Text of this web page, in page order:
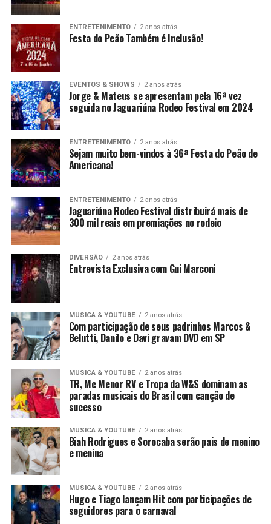
ENTRETENIMENTO 2 anos atrás
Festa do Peão Também é Inclusão!
EVENTOS & SHOWS 2 anos atrás
Jorge & Mateus se apresentam pela 16ª vez
seguida no Jaguariúna Rodeo Festival em 2024
ENTRETENIMENTO 2 anos atrás
Sejam muito bem-vindos à 36ª Festa do Peão de
Americana!
ENTRETENIMENTO 2 anos atrás
Jaguariúna Rodeo Festival distribuirá mais de
300 mil reais em premiações no rodeio
DIVERSÃO 2 anos atrás
Entrevista Exclusiva com Gui Marconi
MUSICA & YOUTUBE 2 anos atrás
Com participação de seus padrinhos Marcos &
Belutti, Danilo e Davi gravam DVD em SP
MUSICA & YOUTUBE 2 anos atrás
TR, Mc Menor RV e Tropa da W&S dominam as
paradas musicais do Brasil com canção de
sucesso
MUSICA & YOUTUBE 2 anos atrás
Biah Rodrigues e Sorocaba serão pais de menino
e menina
MUSICA & YOUTUBE 2 anos atrás
Hugo e Tiago lançam Hit com participações de
seguidores para o carnaval